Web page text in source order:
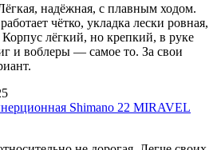
надёжная, с плавным ходом.
чётко, укладка лески ровная,
лёгкий, но крепкий, в руке
и воблеры — самое то. За свои
Shimano 22 MIRAVEL